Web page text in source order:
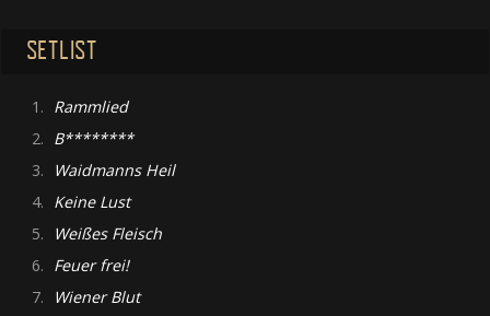
SETLIST
1. Rammlied
2. B********
3.
Waidmanns Heil
4. Keine Lust
5.
Weißes Fleisch
6. Feuer frei!
7.
Wiener Blut